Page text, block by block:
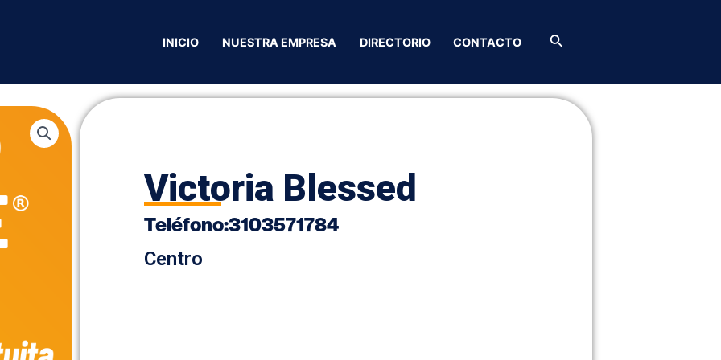
INICIO NUESTRA EMPRESA DIRECTORIO CONTACTO Buscar
Victoria Blessed
Teléfono:3103571784
Centro